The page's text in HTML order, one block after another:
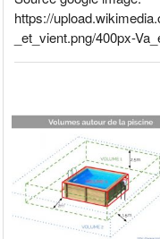
https://
_et_vient.png/400px-